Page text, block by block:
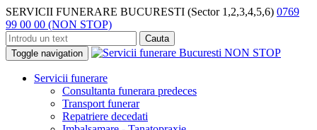
SERVICII FUNERARE BUCURESTI (Sector 1,2,3,4,5,6) 0769
99 00 00 (NON STOP)
Cauta
Toggle navigation
Servicii funerare
Consultanta funerara predeces
Transport funerar
Repatriere decedati